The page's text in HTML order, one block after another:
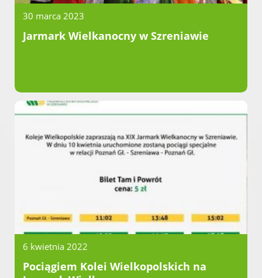
30 marca 2023
Jarmark Wielkanocny w Szreniawie
6 kwietnia 2022
Pociągiem Kolei Wielkopolskich na